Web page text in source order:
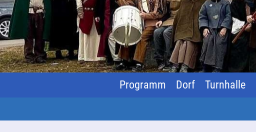
Programm Dorf Turnhalle